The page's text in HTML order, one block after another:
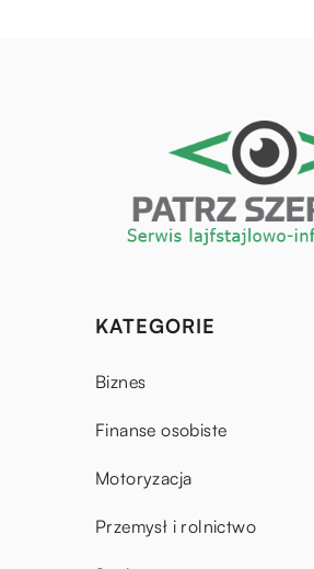
KATEGORIE
Biznes
Finanse osobiste
Motoryzacja
Przemysł i rolnictwo